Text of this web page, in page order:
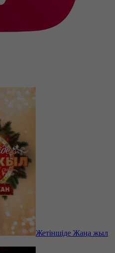
Жетіншіде Жаңа жыл